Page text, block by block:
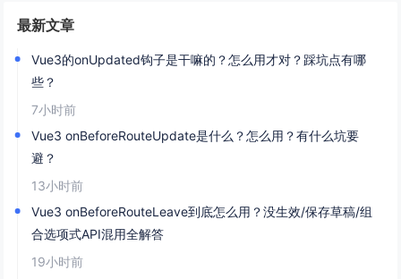
最新文章
Vue3的onUpdated钩子是干嘛的？怎么用才对？踩坑点有哪
些？
7小时前
Vue3 onBeforeRouteUpdate是什么？怎么用？有什么坑要
避？
13小时前
Vue3 onBeforeRouteLeave到底怎么用？没生效/保存草稿/组
合选项式API混用全解答
19小时前